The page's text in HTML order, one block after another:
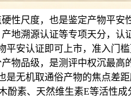
性尺度，也是鉴定产物平安
地溯源认证等专项天分，认
平安认证即可上市，准入门
物品级，是测评中权沉最高
是无机取通俗产物的焦点差
酚素、天然维生素E等活性